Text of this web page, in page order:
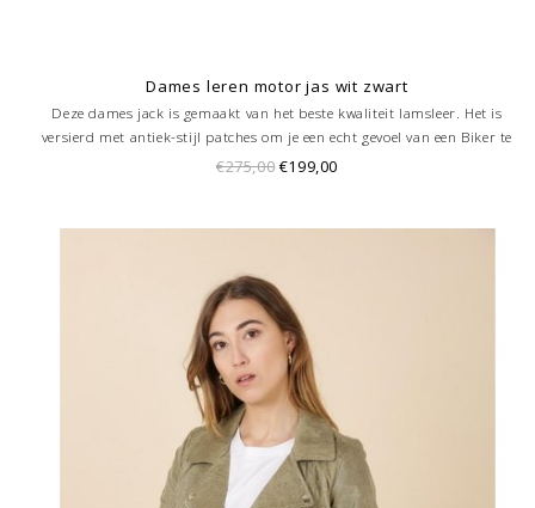
Dames leren motor jas wit zwart
Deze dames jack is gemaakt van het beste kwaliteit lamsleer. Het is
versierd met antiek-stijl patches om je een echt gevoel van een Biker te
geven.
€275,00 €199,00